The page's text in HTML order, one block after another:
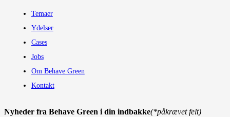
Temaer
Ydelser
Cases
Jobs
Om Behave Green
Kontakt
Nyheder fra Behave Green i din indbakke(*påkrævet felt)